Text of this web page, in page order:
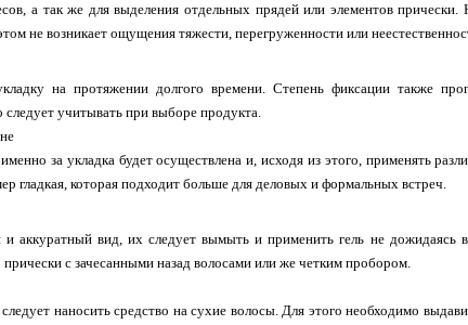
а так же для выделения отдельных прядей или элементов прически.
не возникает ощущения тяжести, перегруженности или
на протяжении долгого времени. Степень фиксации также
следует учитывать при выборе продукта.
за укладка будет осуществлена и, исходя из этого, применять
гладкая, которая подходит больше для деловых и формальных встреч.
аккуратный вид, их следует вымыть и применить гель не дожидаясь
с зачесанными назад волосами или же четким пробором.
наносить средство на сухие волосы. Для этого необходимо